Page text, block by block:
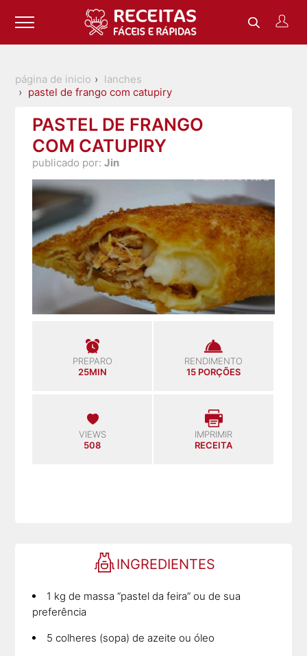
página de inicio
lanches
pastel de frango com catupiry
PASTEL DE FRANGO
COM CATUPIRY
publicado por:Jin
PREPARO
25MIN
RENDIMENTO
15 PORÇÕES
VIEWS
508
IMPRIMIR
RECEITA
INGREDIENTES
1 kg de massa “pastel da feira” ou de sua
preferência
5 colheres (sopa) de azeite ou óleo